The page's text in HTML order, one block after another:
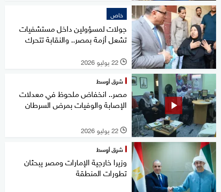
خاص
جولات لمسؤولين داخل مستشفيات
تشعل أزمة بمصر.. والنقابة تتحرك
l 22 يوليو 2026
شرق أوسط
مصر.. انخفاض ملحوظ في معدلات
الإصابة والوفيات بمرض السرطان
l 22 يوليو 2026
شرق أوسط
وزيرا خارجية الإمارات ومصر يبحثان
تطورات المنطقة